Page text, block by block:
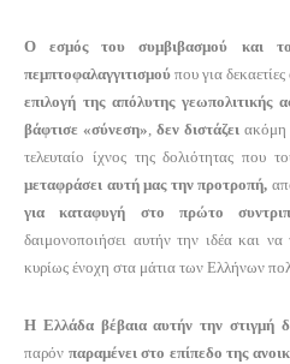
Ο εσμός του συμβιβασμού και
πεμπτοφαλαγγιτισμού που για
επιλογή της απόλυτης γεωπολιτικής
βάφτισε «σύνεση», δεν διστάζει ακόμη
τελευταίο ίχνος της δολιότητας που
μεταφράσει αυτή μας την προτροπή,
για καταφυγή στο πρώτο
δαιμονοποιήσει αυτήν την ιδέα και
κυρίως ένοχη στα μάτια των Ελλήνων
Η Ελλάδα βέβαια αυτήν την στιγμή
παρόν παραμένει στο επίπεδο της